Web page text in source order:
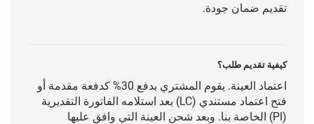
تقديم ضمان جودة.
كيفية تقديم طلب؟
اعتماد العينة. يقوم المشتري بدفع 30% كدفعة مقدمة أو
فتح اعتماد مستندي (LC) بعد استلامه الفاتورة التقديرية
(PI) الخاصة بنا. وبعد شحن العينة التي وافق عليها